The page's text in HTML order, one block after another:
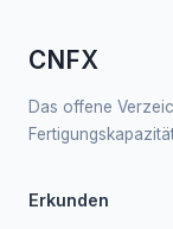
CNFX
Das offene
Erkunden